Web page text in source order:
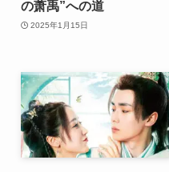
の萧禹”への道
2025年1月15日